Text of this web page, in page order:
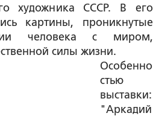
художника СССР. В его
картины, проникнутые
человека с миром,
силы жизни.
Особенно
стью
выставки:
"Аркадий